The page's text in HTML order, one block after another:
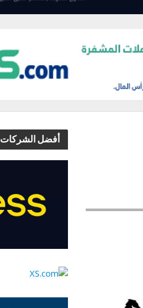
أفضل الشركات